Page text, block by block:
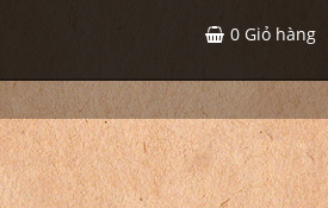
0 Giỏ hàng